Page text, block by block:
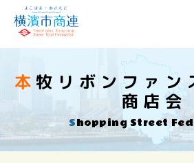
本牧リボンファンストリート
商店会
Shopping Street